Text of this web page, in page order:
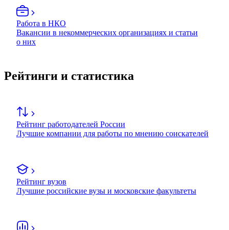
Работа в НКО
Вакансии в некоммерческих организациях и статьи
о них
Рейтинги и статистика
Рейтинг работодателей России
Лучшие компании для работы по мнению соискателей
Рейтинг вузов
Лучшие российские вузы и московские факультеты